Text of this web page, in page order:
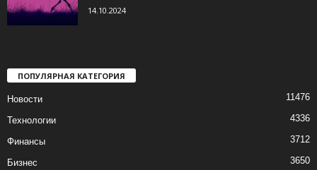
14.10.2024
ПОПУЛЯРНАЯ КАТЕГОРИЯ
Новости 11476
Технологии 4336
Финансы 3712
Бизнес 3650